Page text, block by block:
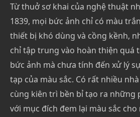
Từ thuở sơ khai của nghệ thuật
1839, mọi bức ảnh chỉ có màu
thiết bị khó dùng và cồng kềnh,
chỉ tập trung vào hoàn thiện quá
bức ảnh mà chưa tính đến xử lý
tạp của màu sắc. Có rất nhiều
cùng kiên trì bền bỉ tạo ra những
với mục đích đem lại màu sắc